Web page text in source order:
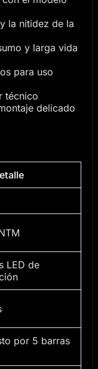
la nitidez de la
y larga vida
para uso
técnico
delicado
LED de
por 5 barras